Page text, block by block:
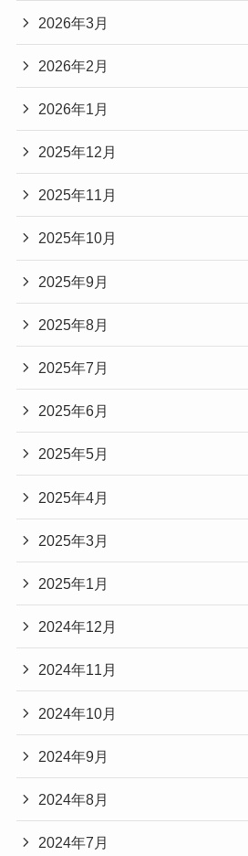
2026年3月
2026年2月
2026年1月
2025年12月
2025年11月
2025年10月
2025年9月
2025年8月
2025年7月
2025年6月
2025年5月
2025年4月
2025年3月
2025年1月
2024年12月
2024年11月
2024年10月
2024年9月
2024年8月
2024年7月